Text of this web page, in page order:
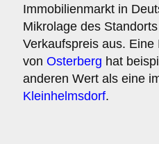
Immobilienmarkt in
Mikrolage des
Verkaufspreis aus.
von Osterberg hat
anderen Wert als eine
Kleinhelmsdorf.